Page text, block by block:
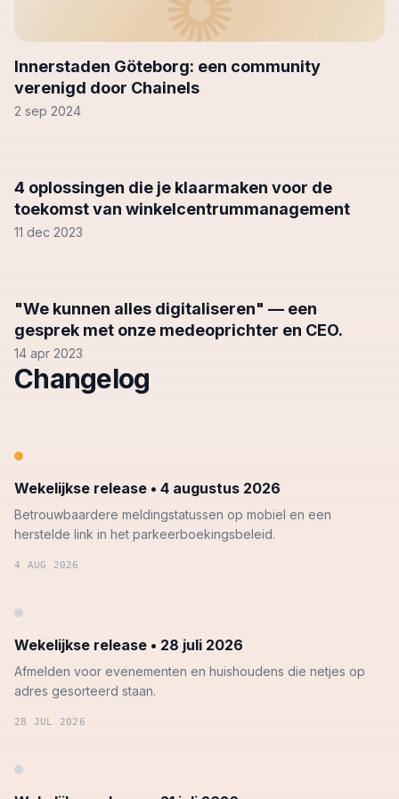
Innerstaden Göteborg: een community
verenigd door Chainels
2 sep 2024
4 oplossingen die je klaarmaken voor de
toekomst van winkelcentrummanagement
11 dec 2023
"We kunnen alles digitaliseren" — een
gesprek met onze medeoprichter en CEO.
14 apr 2023
Changelog
Wekelijkse release • 4 augustus 2026
Betrouwbaardere meldingstatussen op mobiel en een
herstelde link in het parkeerboekingsbeleid.
4 AUG 2026
Wekelijkse release • 28 juli 2026
Afmelden voor evenementen en huishoudens die netjes op
adres gesorteerd staan.
28 JUL 2026